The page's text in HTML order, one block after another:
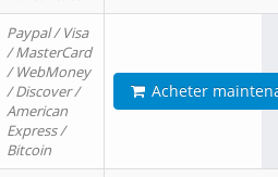
Paypal / Visa
/ MasterCard
/ WebMoney
/ Discover /
American
Express /
Bitcoin
Acheter